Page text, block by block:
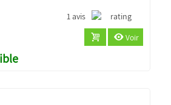
1 avis
Voir